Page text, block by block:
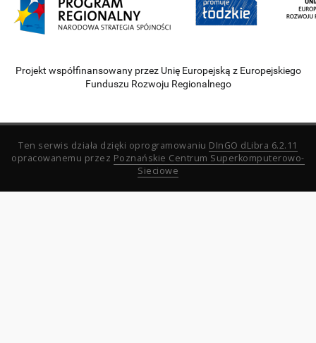
Projekt współfinansowany przez Unię Europejską z Europejskiego
Funduszu Rozwoju Regionalnego
Ten serwis działa dzięki oprogramowaniu DInGO dLibra 6.2.11
opracowanemu przez Poznańskie Centrum Superkomputerowo-
Sieciowe